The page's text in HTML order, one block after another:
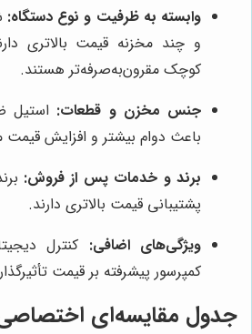
وابسته به ظرفیت و نوع دستگاه:
و چند مخزنه قیمت بالاتری
کوچک مقرون‌به‌صرفه‌تر هستند.
جنس مخزن و قطعات: استیل
باعث دوام بیشتر و افزایش
برند و خدمات پس از فروش:
پشتیبانی قیمت بالاتری دارند.
ویژگی‌های اضافی: کنترل
کمپرسور پیشرفته بر قیمت
جدول مقایسه‌ای